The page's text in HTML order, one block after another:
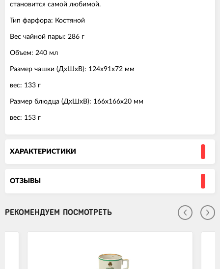
становится самой любимой.
Тип фарфора: Костяной
Вес чайной пары: 286 г
Объем: 240 мл
Размер чашки (ДхШхВ): 124х91х72 мм
вес: 133 г
Размер блюдца (ДхШхВ): 166х166х20 мм
вес: 153 г
ХАРАКТЕРИСТИКИ
ОТЗЫВЫ
РЕКОМЕНДУЕМ ПОСМОТРЕТЬ